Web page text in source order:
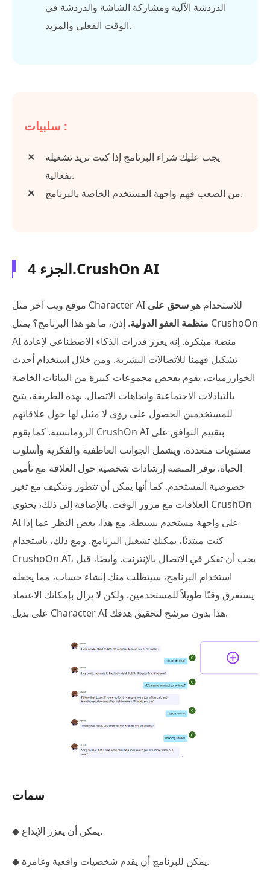
الدردشة الآلية ومشاركة الشاشة والدردشة في
الوقت الفعلي والمزيد.
سلبيات :
يجب عليك شراء البرنامج إذا كنت تريد تشغيله
بفعالية.
من الصعب فهم واجهة المستخدم الخاصة بالبرنامج.
الجزء 4.CrushOn AI
موقع ويب آخر مثل Character AI للاستخدام هو سحق على
منظمة العفو الدولية. إذن، ما هو هذا البرنامج؟ يمثل CrushoOn
AI منصة مبتكرة. إنه يعزز قدرات الذكاء الاصطناعي لإعادة
تشكيل فهمنا للاتصالات البشرية. ومن خلال استخدام أحدث
الخوارزميات، يقوم بفحص مجموعات كبيرة من البيانات الخاصة
بالتبادلات الاجتماعية واتجاهات الاتصال. بهذه الطريقة، يتيح
للمستخدمين الحصول على رؤى لا مثيل لها حول علاقاتهم
الرومانسية. كما يقوم CrushOn AI بتقييم التوافق على
مستويات متعددة. ويشمل الجوانب العاطفية والفكرية وأسلوب
الحياة. توفر المنصة إرشادات شخصية حول العلاقة مع تأمين
خصوصية المستخدم. كما أنها يمكن أن تتطور وتتكيف مع تغير
العلاقات مع مرور الوقت. بالإضافة إلى ذلك، يحتوي CrushOn
AI على واجهة مستخدم بسيطة. مع هذا، بغض النظر عما إذا
كنت مبتدئًا، يمكنك تشغيل البرنامج. ومع ذلك، باستخدام
CrushoOn AI، يجب أن تفكر في الاتصال بالإنترنت. وأيضًا، قبل
استخدام البرنامج، سيتطلب منك إنشاء حساب، مما يجعله
يستغرق وقتًا طويلاً للمستخدمين. ولكن لا يزال بإمكانك الاعتماد
على بديل Character AI هذا بدون مرشح لتحقيق هدفك.
سمات
◆ يمكن أن يعزز الإبداع.
◆ يمكن للبرنامج أن يقدم شخصيات واقعية وغامرة.